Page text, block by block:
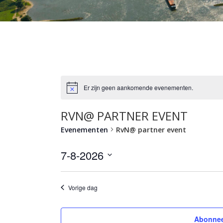
Er zijn geen aankomende evenementen.
RVN@ PARTNER EVENT
Evenementen RvN@ partner event
7-8-2026
datum.
Vorige dag